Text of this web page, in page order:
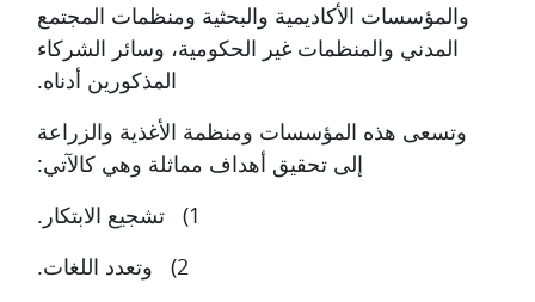
والمؤسسات الأكاديمية والبحثية ومنظمات المجتمع
المدني والمنظمات غير الحكومية، وسائر الشركاء
المذكورين أدناه.
وتسعى هذه المؤسسات ومنظمة الأغذية والزراعة
إلى تحقيق أهداف مماثلة وهي كالآتي:
1) تشجيع الابتكار.
2) وتعدد اللغات.